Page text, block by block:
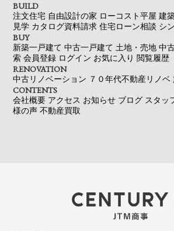
BUILD
注文住宅 自由設計の家 ローコスト平屋 建
見学 カタログ資料請求 住宅ローン相談 シ
BUY
新築一戸建て 中古一戸建て 土地・売地 中
索 会員登録 ログイン お気に入り 閲覧履歴
RENOVATION
中古リノベーション ７０年代不動産リノベ
CONTENTS
会社概要 アクセス お知らせ ブログ スタッ
様の声 不動産買取